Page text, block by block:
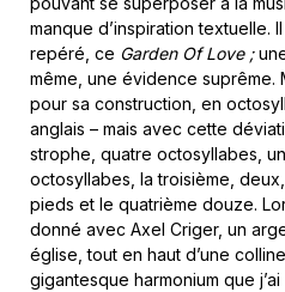
manque d’inspiration textuelle.
repéré, ce Garden Of Love ;
même, une évidence
pour sa construction, en
anglais – mais avec cette
strophe, quatre octosyllabes,
octosyllabes, la troisième,
pieds et le quatrième douze.
donné avec Axel Criger, un
église, tout en haut d’une
gigantesque harmonium que